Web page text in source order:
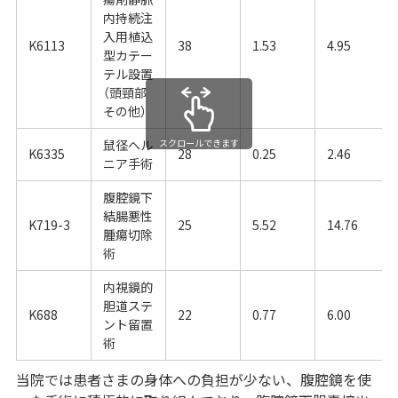
K6113
内持続注
入用植込
型カテー
テル設置
（頭頸部
その他）
38 1.53 4.95
K6335
鼠径ヘル
ニア手術
28 0.25 2.46
K719-3
腹腔鏡下
結腸悪性
腫瘍切除
術
25 5.52 14.76
K688
内視鏡的
胆道ステ
ント留置
術
22 0.77 6.00
スクロールできます
当院では患者さまの身体への負担が少ない、腹腔鏡を使